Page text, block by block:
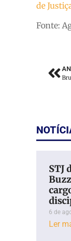
de
Fonte:
STJ
6 de
Ler